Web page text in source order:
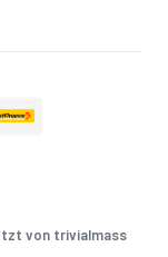
von trivialmass